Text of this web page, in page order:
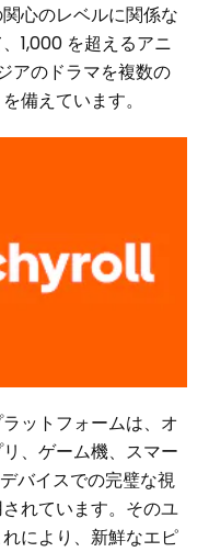
心のレベルに関係な
1,000 を超えるアニ
アのドラマを複数の
備えています。
ットフォームは、オ
、ゲーム機、スマー
バイスでの完璧な視
れています。そのユ
により、新鮮なエピ